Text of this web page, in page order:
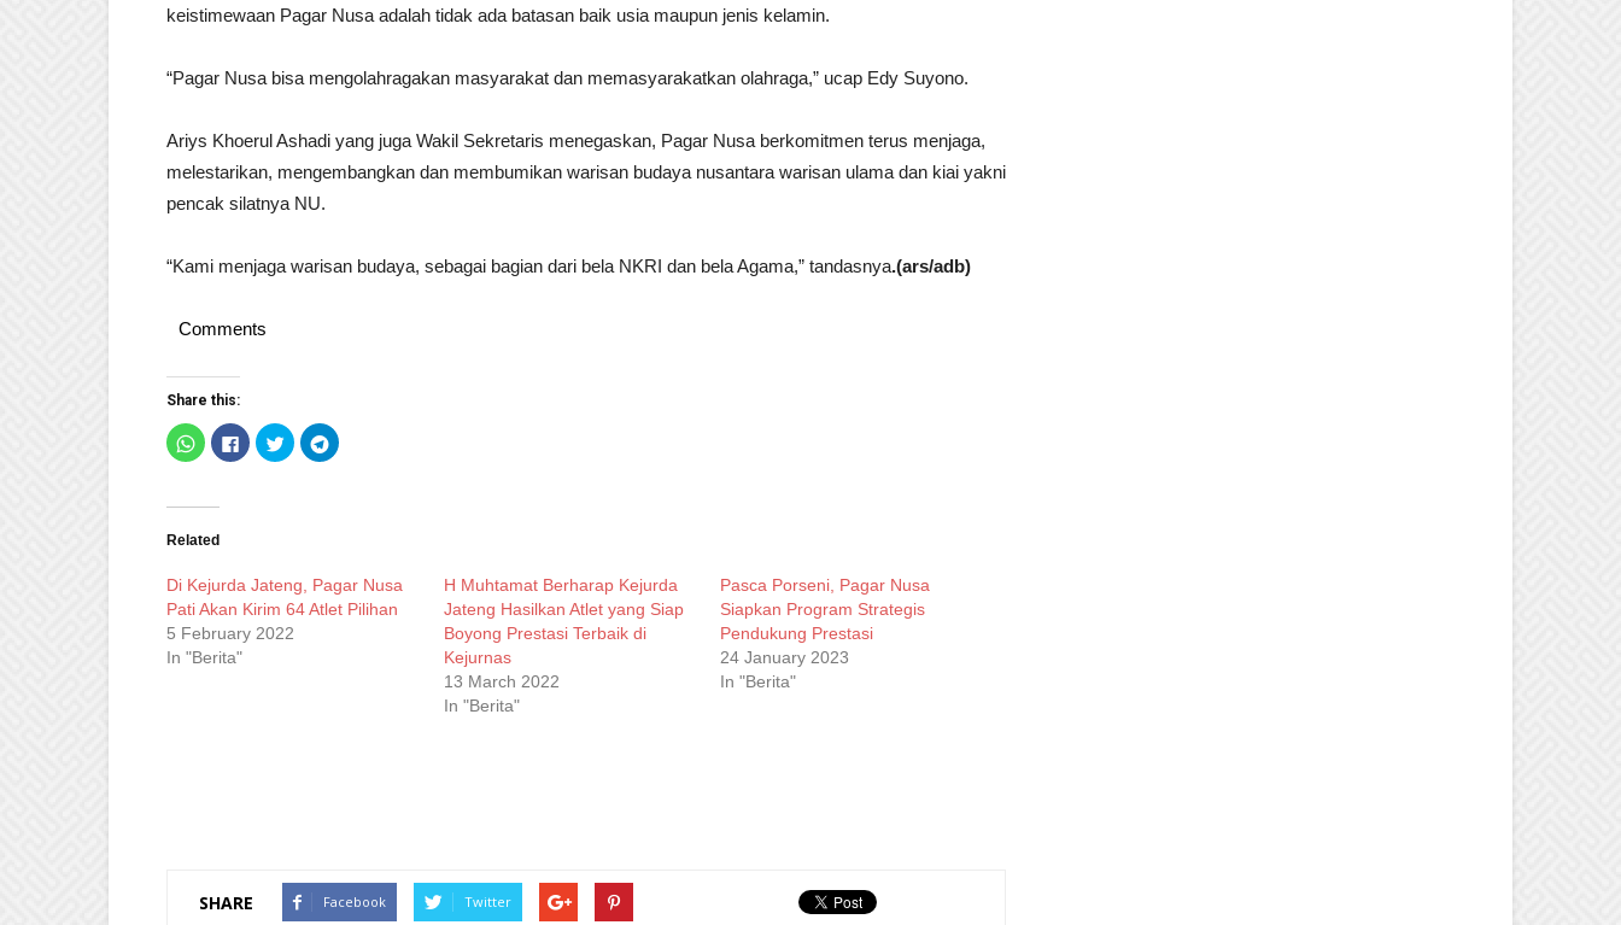
keistimewaan Pagar Nusa adalah tidak ada batasan baik usia maupun jenis kelamin.
“Pagar Nusa bisa mengolahragakan masyarakat dan memasyarakatkan olahraga,” ucap Edy Suyono.
Ariys Khoerul Ashadi yang juga Wakil Sekretaris menegaskan, Pagar Nusa berkomitmen terus menjaga,
melestarikan, mengembangkan dan membumikan warisan budaya nusantara warisan ulama dan kiai yakni
pencak silatnya NU.
“Kami menjaga warisan budaya, sebagai bagian dari bela NKRI dan bela Agama,” tandasnya.(ars/adb)
Comments
Share this:
Click
to
share
(Opens
new
Click
to
share
Click
to
share
Click
to
Related
Di Kejurda Jateng, Pagar Nusa
Pati Akan Kirim 64 Atlet Pilihan
5 February 2022
In "Berita"
H Muhtamat Berharap Kejurda
Jateng Hasilkan Atlet yang Siap
Boyong Prestasi Terbaik di
Kejurnas
13 March 2022
In "Berita"
Pasca Porseni, Pagar Nusa
Siapkan Program Strategis
Pendukung Prestasi
24 January 2023
In "Berita"
SHARE Facebook Twitter